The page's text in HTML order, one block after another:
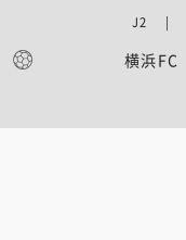
横浜FC
J2 | 【